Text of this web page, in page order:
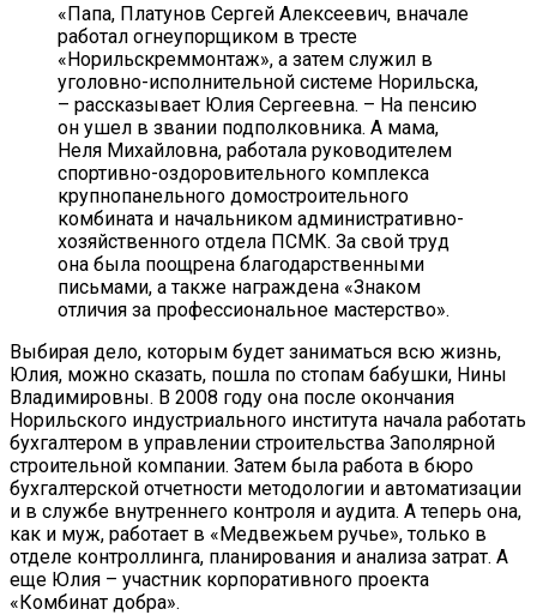
«Папа, Платунов Сергей Алексеевич, вначале
работал огнеупорщиком в тресте
«Норильскреммонтаж», а затем служил в
уголовно-исполнительной системе Норильска,
– рассказывает Юлия Сергеевна. – На пенсию
он ушел в звании подполковника. А мама,
Неля Михайловна, работала руководителем
спортивно-оздоровительного комплекса
крупнопанельного домостроительного
комбината и начальником административно-
хозяйственного отдела ПСМК. За свой труд
она была поощрена благодарственными
письмами, а также награждена «Знаком
отличия за профессиональное мастерство».
Выбирая дело, которым будет заниматься всю жизнь,
Юлия, можно сказать, пошла по стопам бабушки, Нины
Владимировны. В 2008 году она после окончания
Норильского индустриального института начала работать
бухгалтером в управлении строительства Заполярной
строительной компании. Затем была работа в бюро
бухгалтерской отчетности методологии и автоматизации
и в службе внутреннего контроля и аудита. А теперь она,
как и муж, работает в «Медвежьем ручье», только в
отделе контроллинга, планирования и анализа затрат. А
еще Юлия – участник корпоративного проекта
«Комбинат добра».